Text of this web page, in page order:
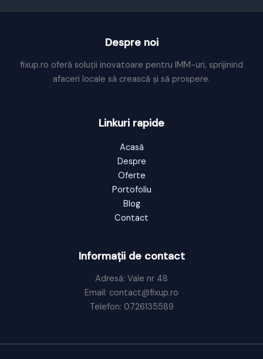
Despre noi
fixup.ro oferă soluții inovatoare pentru IMM-uri, sprijinind
afaceri locale să crească și să prospere.
Linkuri rapide
Acasă
Despre
Oferte
Portofoliu
Blog
Contact
Informații de contact
Adresă: Vale nr 48
Email: contact@fixup.ro
Telefon: 0726135589